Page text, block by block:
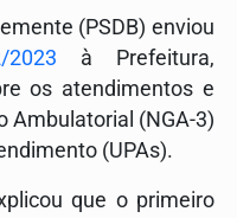
(PSDB) enviou
à Prefeitura,
os atendimentos e
Ambulatorial (NGA-3)
(UPAs).
que o primeiro